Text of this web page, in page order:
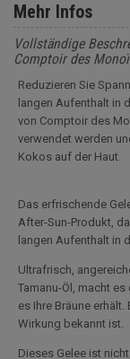
Mehr Infos
Vollständige
Comptoir des
Reduzieren Sie
langen Aufenthalt in
von Comptoir des
verwendet werden
Kokos auf der Haut.
Das erfrischende
After-Sun-Produkt,
langen Aufenthalt in
Ultrafrisch,
Tamanu-Öl, macht
es Ihre Bräune
Wirkung bekannt ist.
Dieses Gelee ist